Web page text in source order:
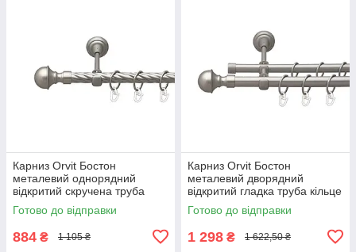
Карниз Orvit Бостон
металевий однорядний
відкритий скручена труба
кільце металеве Сатин 19 мм
300 см (00-00022993)
Готово до відправки
884 ₴ 1 105 ₴
Карниз Orvit Бостон
металевий дворядний
відкритий гладка труба кільце
металеве Сатин 19\16 мм
300 см (00-00013691)
Готово до відправки
1 298 ₴ 1 622,50 ₴